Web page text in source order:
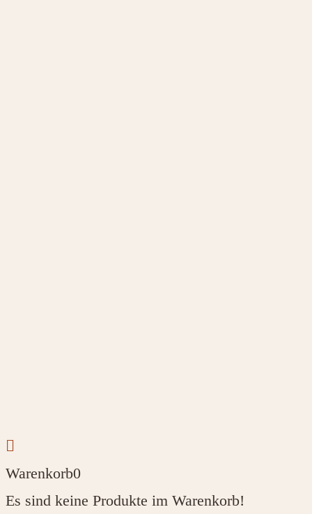
Warenkorb0
Es sind keine Produkte im Warenkorb!